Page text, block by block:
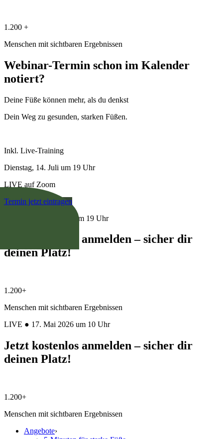
1.200 +
Menschen mit sichtbaren Ergebnissen
Webinar-Termin schon im Kalender
notiert?
Deine Füße können mehr, als du denkst
Dein Weg zu gesunden, starken Füßen.
Inkl. Live-Training
Dienstag, 14. Juli um 19 Uhr
LIVE auf Zoom
Termin jetzt eintragen
LIVE ● 14. Juli 2026 um 19 Uhr
Jetzt kostenlos anmelden – sicher dir
deinen Platz!
1.200+
Menschen mit sichtbaren Ergebnissen
LIVE ● 17. Mai 2026 um 10 Uhr
Jetzt kostenlos anmelden – sicher dir
deinen Platz!
1.200+
Menschen mit sichtbaren Ergebnissen
Angebote›